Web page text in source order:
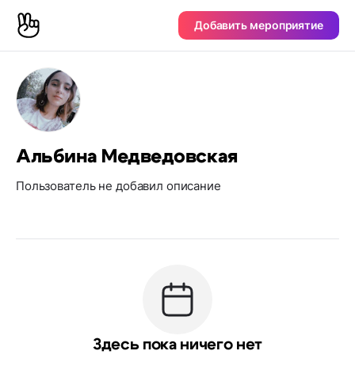
Добавить мероприятие
Альбина Медведовская
Пользователь не добавил описание
Здесь пока ничего нет